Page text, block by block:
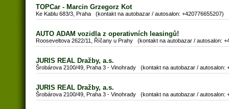
TOPCar - Marcin Grzegorz Kot
Ke Kablu 683/3, Praha (kontakt na autobazar / autosalon: +420776655207)
AUTO ADAM vozidla z operativních leasingů!
Rooseveltova 2622/11, Říčany u Prahy (kontakt na autobazar / autosalon:
JURIS REAL Dražby, a.s.
Šrobárova 2100/49, Praha 3 - Vinohrady (kontakt na autobazar / autosalon:
JURIS REAL Dražby, a.s.
Šrobárova 2100/49, Praha 3 - Vinohrady (kontakt na autobazar / autosalon: